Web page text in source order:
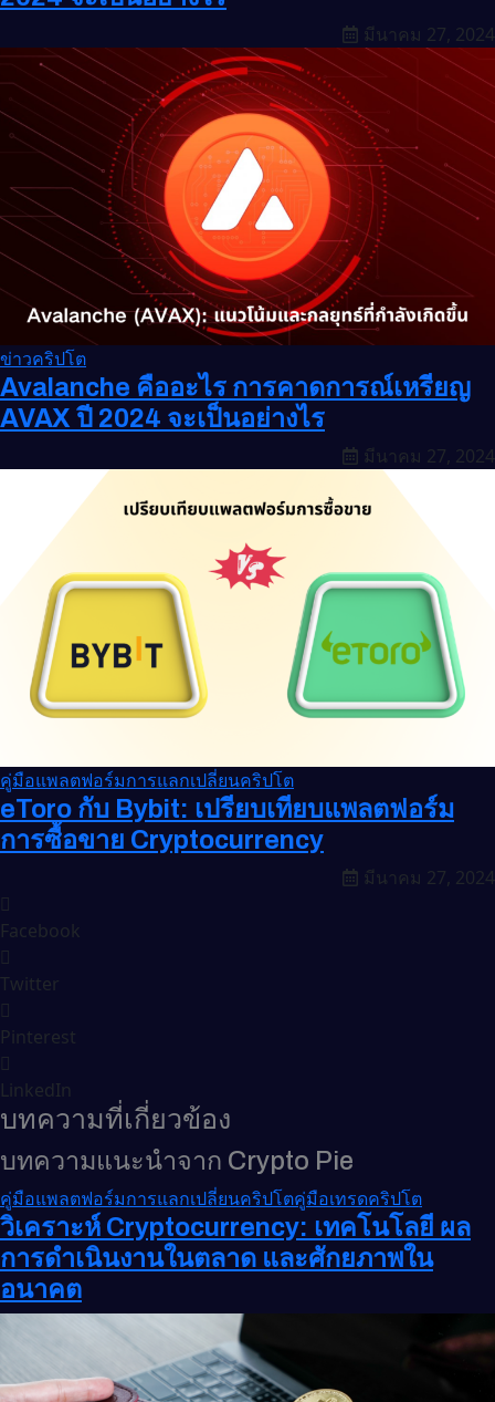
มีนาคม 27, 2024
ข่าวคริปโต
Avalanche คืออะไร การคาดการณ์เหรียญ
AVAX ปี 2024 จะเป็นอย่างไร
มีนาคม 27, 2024
คู่มือแพลตฟอร์มการแลกเปลี่ยนคริปโต
eToro กับ Bybit: เปรียบเทียบแพลตฟอร์ม
การซื้อขาย Cryptocurrency
มีนาคม 27, 2024
Facebook
Twitter
Pinterest
LinkedIn
บทความที่เกี่ยวข้อง
บทความแนะนำจาก Crypto Pie
คู่มือแพลตฟอร์มการแลกเปลี่ยนคริปโตคู่มือเทรดคริปโต
วิเคราะห์ Cryptocurrency: เทคโนโลยี ผล
การดำเนินงานในตลาด และศักยภาพใน
อนาคต